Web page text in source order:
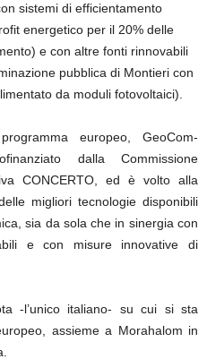
sistemi di efficientamento
energetico per il 20% delle
e con altre fonti rinnovabili
pubblica di Montieri con
da moduli fotovoltaici).
europeo, GeoCom-
dalla Commissione
CONCERTO, ed è volto alla
migliori tecnologie disponibili
sia da sola che in sinergia con
e con misure innovative di
-l’unico italiano- su cui si sta
assieme a Morahalom in